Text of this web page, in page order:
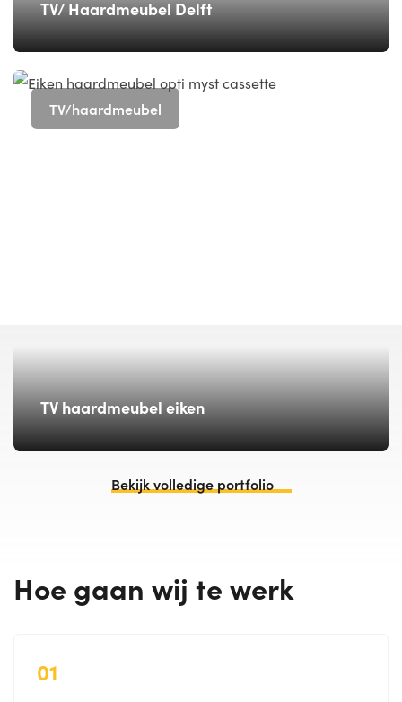
TV/ Haardmeubel Delft
TV/haardmeubel
TV haardmeubel eiken
Bekijk volledige portfolio
Hoe gaan wij te werk
01